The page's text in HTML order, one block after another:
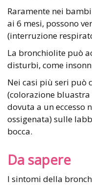
Raramente nei
ai 6 mesi, possono
(interruzione
La bronchiolite può
disturbi, come
Nei casi più seri può
(colorazione
dovuta a un eccesso
ossigenata) sulle
bocca.
Da sapere
I sintomi della